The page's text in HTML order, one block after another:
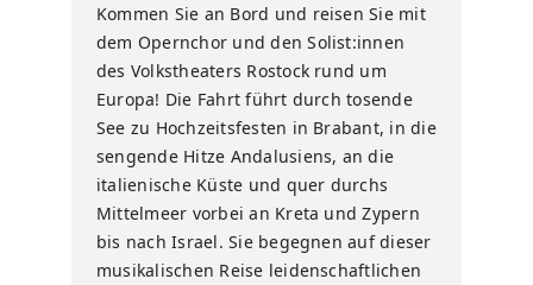
Kommen Sie an Bord und reisen Sie mit
dem Opernchor und den Solist:innen
des Volkstheaters Rostock rund um
Europa! Die Fahrt führt durch tosende
See zu Hochzeitsfesten in Brabant, in die
sengende Hitze Andalusiens, an die
italienische Küste und quer durchs
Mittelmeer vorbei an Kreta und Zypern
bis nach Israel. Sie begegnen auf dieser
musikalischen Reise leidenschaftlichen